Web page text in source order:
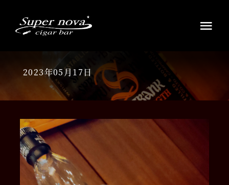
content
ウイスキー・ラムの銘酒
お知らせ
アクセス店舗案内
2023年05月17日